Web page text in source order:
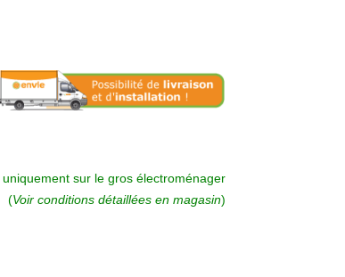
sur le gros électroménager
(Voir conditions détaillées en magasin)